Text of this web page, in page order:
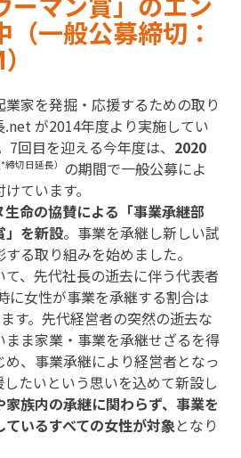
（一般公募締切：
家を発掘・応援するための取り
が2014年度より実施してい
回目を迎える今年度は、 2020
締切日延長）
の期間で一般公募によ
ています。
生命の協賛による「事業承継部
」を新設。事業を承継し新しい試
る取り組みを始めました。
、先代社長の逝去に伴う代表者
に女性が事業を承継する割合は
す。先代経営者の突然の逝去な
まま家業・事業を承継せざるを得
、事業承継により経営者となっ
たいという思いを込めて新設し
家族内の承継に関わらず、事業を
いるすべての女性が対象となり